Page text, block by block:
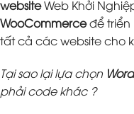
websiteWeb Khởi
WooCommerceđể triển
tất cả các website cho
Tại sao lại lựa chọn
phải code khác ?